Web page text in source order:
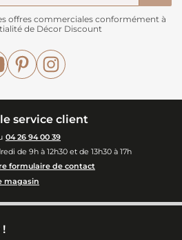
offres commerciales conformément à
de Décor Discount
YouTubePinterest
service client
04 26 94 00 39
de 9h à 12h30 et de 13h30 à 17h
formulaire de contact
magasin